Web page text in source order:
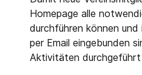
Homepage alle
durchführen können und
per Email eingebunden
Aktivitäten durchgeführt